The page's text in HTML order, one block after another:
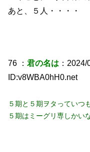
あと、５人・・・・
76 ：君の名は ：
ID:v8WBA0hH0.net
５期と５期ヲタっていつ
５期はミーグリ専しかい